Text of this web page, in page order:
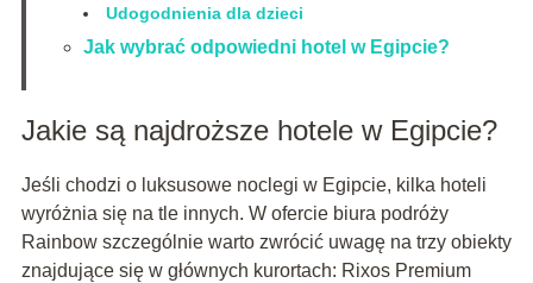
Udogodnienia dla dzieci
Jak wybrać odpowiedni hotel w Egipcie?
Jakie są najdroższe hotele w Egipcie?
Jeśli chodzi o luksusowe noclegi w Egipcie, kilka hoteli
wyróżnia się na tle innych. W ofercie biura podróży
Rainbow szczególnie warto zwrócić uwagę na trzy obiekty
znajdujące się w głównych kurortach: Rixos Premium